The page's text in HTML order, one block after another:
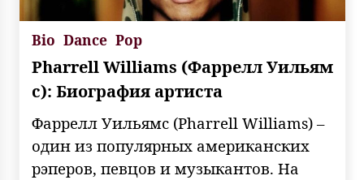
Bio Dance Pop
Pharrell Williams (Фаррелл Уильям
с): Биография артиста
Фаррелл Уильямс (Pharrell Williams) –
один из популярных американских
рэперов, певцов и музыкантов. На